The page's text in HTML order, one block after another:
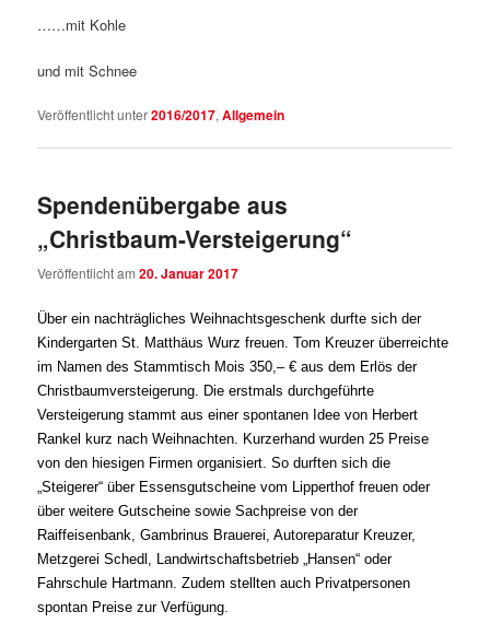
……mit Kohle
und mit Schnee
Veröffentlicht unter2016/2017,Allgemein
Spendenübergabe aus
„Christbaum-Versteigerung“
Veröffentlicht am20. Januar 2017
Über ein nachträgliches Weihnachtsgeschenk durfte sich der
Kindergarten St. Matthäus Wurz freuen. Tom Kreuzer überreichte
im Namen des Stammtisch Mois 350,– € aus dem Erlös der
Christbaumversteigerung. Die erstmals durchgeführte
Versteigerung stammt aus einer spontanen Idee von Herbert
Rankel kurz nach Weihnachten. Kurzerhand wurden 25 Preise
von den hiesigen Firmen organisiert. So durften sich die
„Steigerer“ über Essensgutscheine vom Lipperthof freuen oder
über weitere Gutscheine sowie Sachpreise von der
Raiffeisenbank, Gambrinus Brauerei, Autoreparatur Kreuzer,
Metzgerei Schedl, Landwirtschaftsbetrieb „Hansen“ oder
Fahrschule Hartmann. Zudem stellten auch Privatpersonen
spontan Preise zur Verfügung.